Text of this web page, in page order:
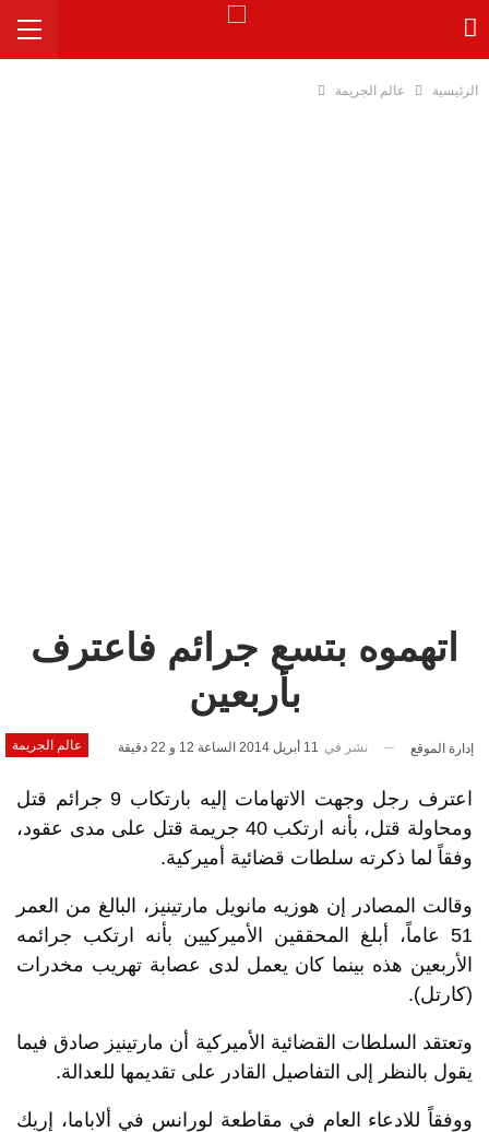
الرئيسية عالم الجريمة
اتهموه بتسع جرائم فاعترف
بأربعين
عالم الجريمة إدارة الموقع نشر في 11 أبريل 2014 الساعة 12 و 22 دقيقة
اعترف رجل وجهت الاتهامات إليه بارتكاب 9 جرائم قتل
ومحاولة قتل، بأنه ارتكب 40 جريمة قتل على مدى عقود،
وفقاً لما ذكرته سلطات قضائية أميركية.
وقالت المصادر إن هوزيه مانويل مارتينيز، البالغ من العمر
51 عاماً، أبلغ المحققين الأميركيين بأنه ارتكب جرائمه
الأربعين هذه بينما كان يعمل لدى عصابة تهريب مخدرات
(كارتل).
وتعتقد السلطات القضائية الأميركية أن مارتينيز صادق فيما
يقول بالنظر إلى التفاصيل القادر على تقديمها للعدالة.
ووفقاً للادعاء العام في مقاطعة لورانس في ألاباما، إريك